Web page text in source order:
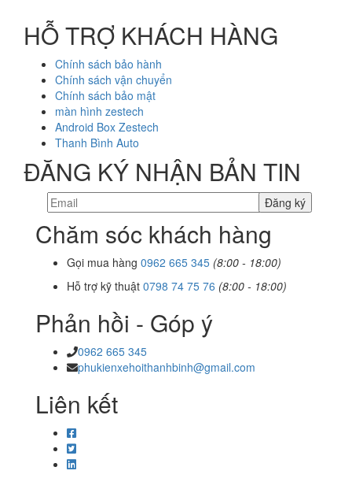
HỖ TRỢ KHÁCH HÀNG
Chính sách bảo hành
Chính sách vận chuyển
Chính sách bảo mật
màn hình zestech
Android Box Zestech
Thanh Bình Auto
ĐĂNG KÝ NHẬN BẢN TIN
Chăm sóc khách hàng
Gọi mua hàng 0962 665 345 (8:00 - 18:00)
Hỗ trợ kỹ thuật 0798 74 75 76 (8:00 - 18:00)
Phản hồi - Góp ý
0962 665 345
phukienxehoithanhbinh@gmail.com
Liên kết